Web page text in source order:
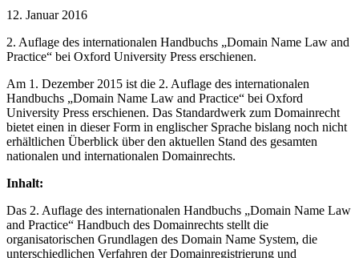
12. Januar 2016
2. Auflage des internationalen Handbuchs „Domain Name Law and
Practice“ bei Oxford University Press erschienen.
Am 1. Dezember 2015 ist die 2. Auflage des internationalen
Handbuchs „Domain Name Law and Practice“ bei Oxford
University Press erschienen. Das Standardwerk zum Domainrecht
bietet einen in dieser Form in englischer Sprache bislang noch nicht
erhältlichen Überblick über den aktuellen Stand des gesamten
nationalen und internationalen Domainrechts.
Inhalt:
Das 2. Auflage des internationalen Handbuchs „Domain Name Law
and Practice“ Handbuch des Domainrechts stellt die
organisatorischen Grundlagen des Domain Name System, die
unterschiedlichen Verfahren der Domainregistrierung und